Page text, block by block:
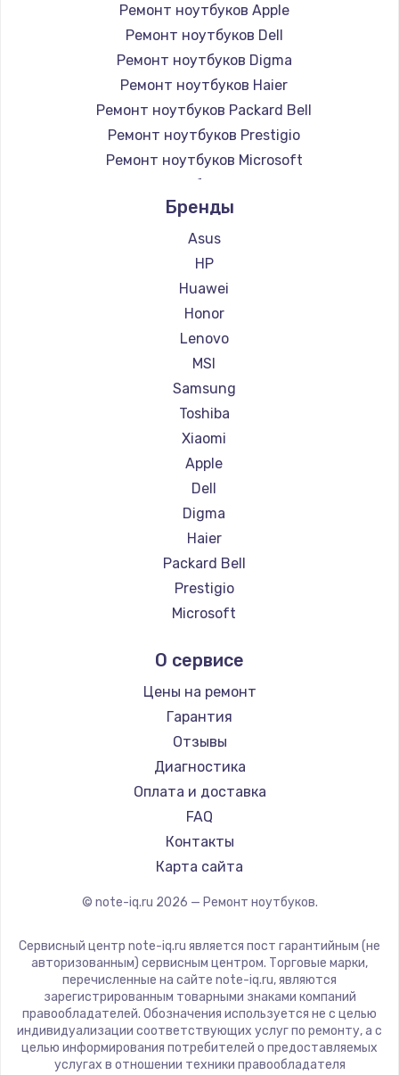
Ремонт ноутбуков Apple
Ремонт ноутбуков Dell
Ремонт ноутбуков Digma
Ремонт ноутбуков Haier
Ремонт ноутбуков Packard Bell
Ремонт ноутбуков Prestigio
Ремонт ноутбуков Microsoft
Ремонт ноутбуков Alienware
Ремонт ноутбуков Aquarius
Ремонт ноутбуков Gigabyte
Ремонт ноутбуков Aorus
Ремонт ноутбуков Maibenben
Ремонт ноутбуков Getac
Ремонт ноутбуков Epson
Ремонт ноутбуков Philips
Ремонт ноутбуков LG
Ремонт ноутбуков Panasonic
Ремонт ноутбуков Irbis
Ремонт ноутбуков Thunderobot
Ремонт ноутбуков Hasee
Ремонт ноутбуков ZTE
Ремонт ноутбуков Hiper
Ремонт ноутбуков Evga
Ремонт ноутбуков Google
Ремонт ноутбуков Echips
Ремонт ноутбуков Predator
Ремонт ноутбуков iru
Ремонт ноутбуков Machenike
Ремонт ноутбуков DEXP
Ремонт ноутбуков Teclast
Ремонт ноутбуков CHUWI
Ремонт ноутбуков Colorful
Бренды
Asus
HP
Huawei
Honor
Lenovo
MSI
Samsung
Toshiba
Xiaomi
Apple
Dell
Digma
Haier
Packard Bell
Prestigio
Microsoft
Aquarius
Gigabyte
Aorus
Maibenben
Getac
Epson
Philips
LG
Panasonic
ZTE
Hiper
Evga
Google
Echips
О сервисе
Цены на ремонт
Гарантия
Отзывы
Диагностика
Оплата и доставка
FAQ
Контакты
Карта сайта
© note-iq.ru 2026 — Ремонт ноутбуков.
Сервисный центр note-iq.ru является пост гарантийным (не
авторизованным) сервисным центром. Торговые марки,
перечисленные на сайте note-iq.ru, являются
зарегистрированным товарными знаками компаний
правообладателей. Обозначения используется не с целью
индивидуализации соответствующих услуг по ремонту, а с
целью информирования потребителей о предоставляемых
услугах в отношении техники правообладателя